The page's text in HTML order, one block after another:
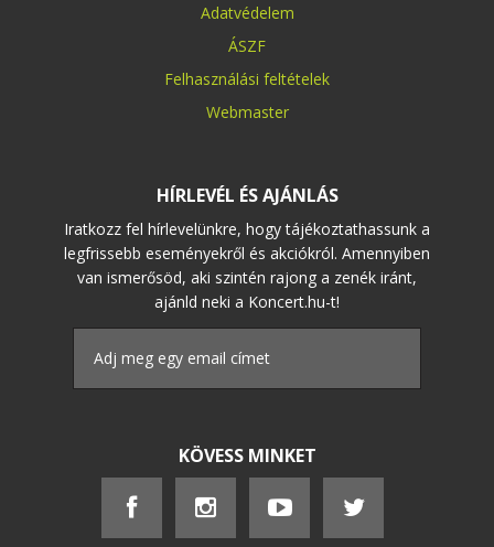
Adatvédelem
ÁSZF
Felhasználási feltételek
Webmaster
HÍRLEVÉL ÉS AJÁNLÁS
Iratkozz fel hírlevelünkre, hogy tájékoztathassunk a
legfrissebb eseményekről és akciókról. Amennyiben
van ismerősöd, aki szintén rajong a zenék iránt,
ajánld neki a Koncert.hu-t!
KÖVESS MINKET